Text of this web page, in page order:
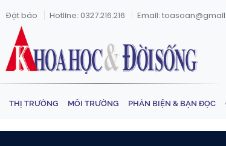
Đặt báo Hotline: 0327.216.216 Email:
THỊ TRƯỜNG MÔI TRƯỜNG PHẢN BIỆN & BẠN ĐỌC